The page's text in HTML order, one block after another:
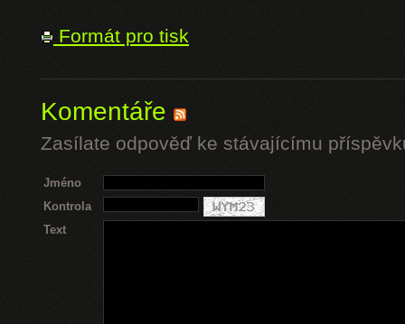
Formát pro tisk
Komentáře
Zasílate odpověď ke stávajícímu
Jméno
Kontrola
Text